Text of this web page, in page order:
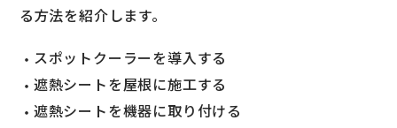
る方法を紹介します。
スポットクーラーを導入する
遮熱シートを屋根に施工する
遮熱シートを機器に取り付ける